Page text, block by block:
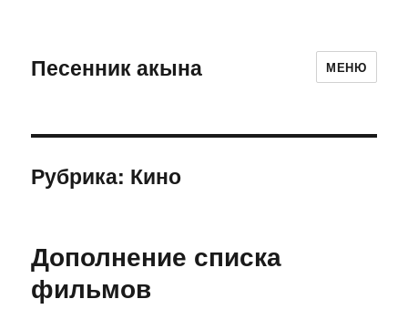
Песенник акына МЕНЮ
Рубрика: Кино
Дополнение списка
фильмов